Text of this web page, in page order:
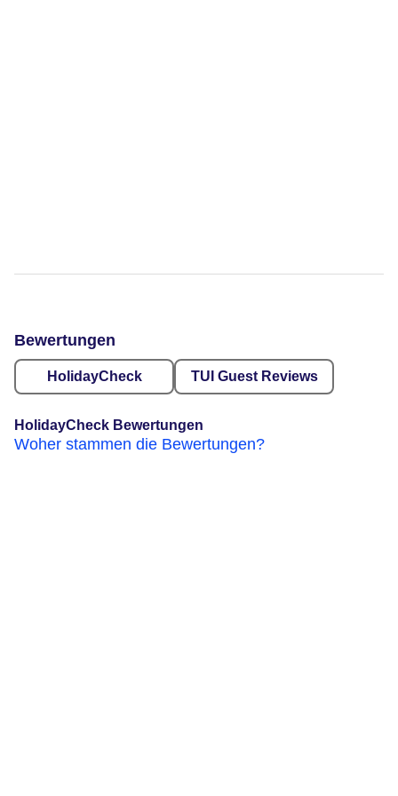
Bewertungen
HolidayCheck TUI Guest Reviews
HolidayCheck Bewertungen
Woher stammen die Bewertungen?